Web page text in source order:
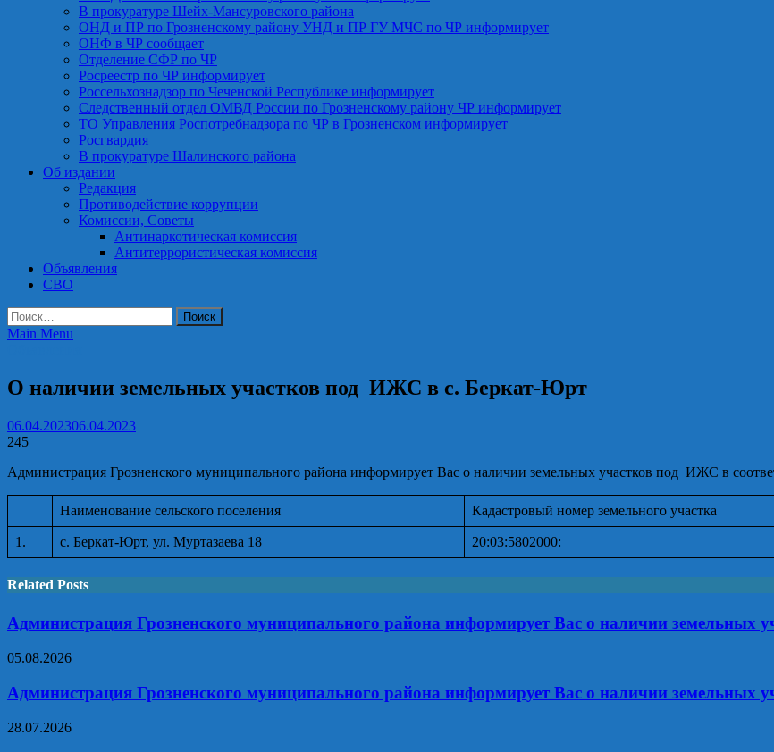
В прокуратуре Шейх-Мансуровского района
ОНД и ПР по Грозненскому району УНД и ПР ГУ МЧС по ЧР информирует
ОНФ в ЧР сообщает
Отделение СФР по ЧР
Росреестр по ЧР информирует
Россельхознадзор по Чеченской Республике информирует
Следственный отдел ОМВД России по Грозненскому району ЧР информирует
ТО Управления Роспотребнадзора по ЧР в Грозненском информирует
Росгвардия
В прокуратуре Шалинского района
Об издании
Редакция
Противодействие коррупции
Комиссии, Советы
Антинаркотическая комиссия
Антитеррористическая комиссия
Объявления
СВО
Найти:
Main Menu
О наличии земельных участков под ИЖС в с. Беркат-Юрт
06.04.202306.04.2023
245
Администрация Грозненского муниципального района информирует Вас о наличии земельных участков под ИЖС в
Наименование сельского поселения Кадастровый номер земельного участка
1. с. Беркат-Юрт, ул. Муртазаева 18 20:03:5802000:
Related Posts
Администрация Грозненского муниципального района информирует Вас о наличии земельных
05.08.2026
Администрация Грозненского муниципального района информирует Вас о наличии земельных
28.07.2026